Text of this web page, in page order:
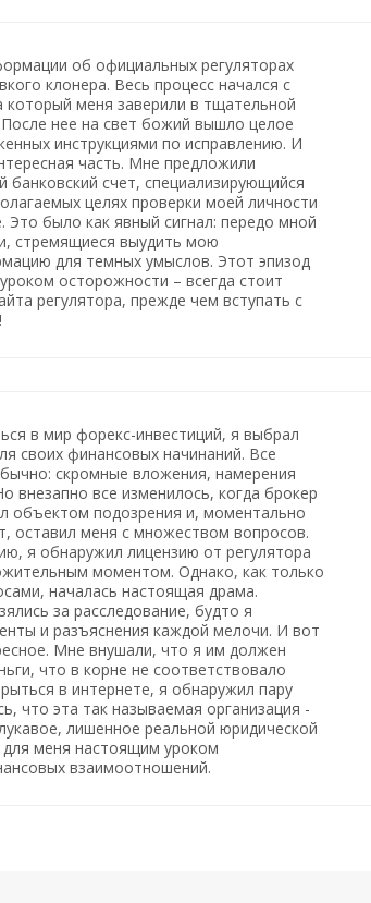
об официальных регуляторах
клонера. Весь процесс начался с
который меня заверили в тщательной
нее на свет божий вышло целое
инструкциями по исправлению. И
часть. Мне предложили
банковский счет, специализирующийся
целях проверки моей личности
Это было как явный сигнал: передо мной
стремящиеся выудить мою
для темных умыслов. Этот эпизод
осторожности – всегда стоит
регулятора, прежде чем вступать с
в мир форекс-инвестиций, я выбрал
своих финансовых начинаний. Все
скромные вложения, намерения
внезапно все изменилось, когда брокер
объектом подозрения и, моментально
оставил меня с множеством вопросов.
я обнаружил лицензию от регулятора
моментом. Однако, как только
началась настоящая драма.
за расследование, будто я
и разъяснения каждой мелочи. И вот
Мне внушали, что я им должен
что в корне не соответствовало
в интернете, я обнаружил пару
что эта так называемая организация -
лишенное реальной юридической
меня настоящим уроком
взаимоотношений.